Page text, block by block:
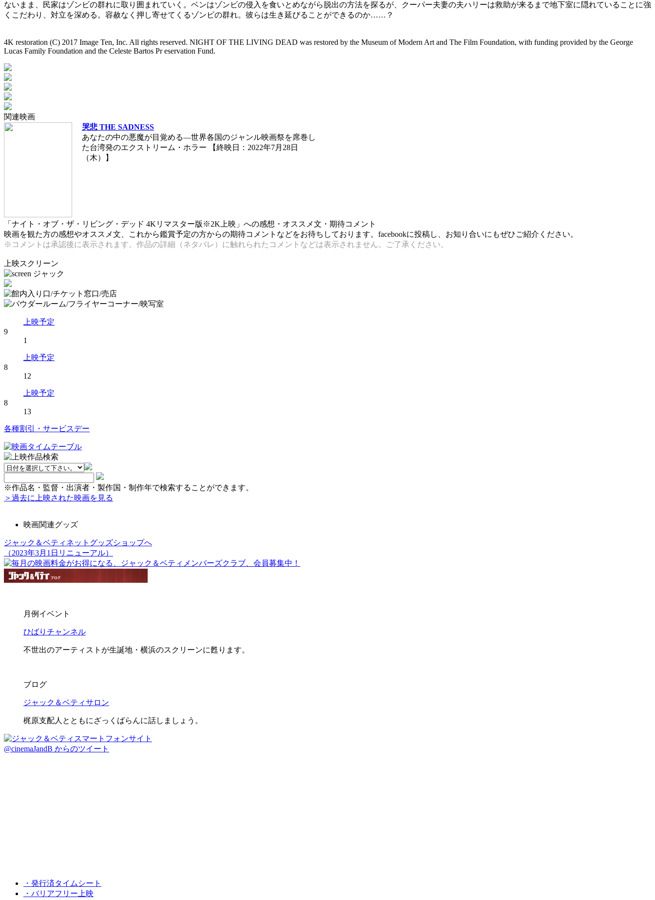
ないまま、民家はゾンビの群れに取り囲まれていく。ベンはゾンビの侵入を食いとめながら脱出の方法を探るが、クーパー夫妻の夫ハリーは救助が来るまで地下室に隠れていることに強
くこだわり、対立を深める。容赦なく押し寄せてくるゾンビの群れ。彼らは生き延びることができるのか……？
4K restoration (C) 2017 Image Ten, Inc. All rights reserved. NIGHT OF THE LIVING DEAD was restored by the Museum of Modern Art and The Film Foundation, with funding provided by the George
Lucas Family Foundation and the Celeste Bartos Pr eservation Fund.
関連映画
哭悲 THE SADNESS
あなたの中の悪魔が目覚める―世界各国のジャンル映画祭を席巻し
た台湾発のエクストリーム・ホラー 【終映日：2022年7月28日
（木）】
「ナイト・オブ・ザ・リビング・デッド 4Kリマスター版※2K上映」への感想・オススメ文・期待コメント
映画を観た方の感想やオススメ文、これから鑑賞予定の方からの期待コメントなどをお待ちしております。facebookに投稿し、お知り合いにもぜひご紹介ください。
※コメントは承認後に表示されます。作品の詳細（ネタバレ）に触れられたコメントなどは表示されません。ご了承ください。
上映スクリーン
上映予定
9
1
上映予定
8
12
上映予定
8
13
各種割引・サービスデー
※作品名・監督・出演者・製作国・制作年で検索することができます。
＞過去に上映された映画を見る
映画関連グッズ
ジャック＆ベティネットグッズショップへ
（2023年3月1日リニューアル）
月例イベント
ひばりチャンネル
不世出のアーティストが生誕地・横浜のスクリーンに甦ります。
ブログ
ジャック＆ベティサロン
梶原支配人とともにざっくばらんに話しましょう。
@cinemaJandB からのツイート
・発行済タイムシート
・バリアフリー上映